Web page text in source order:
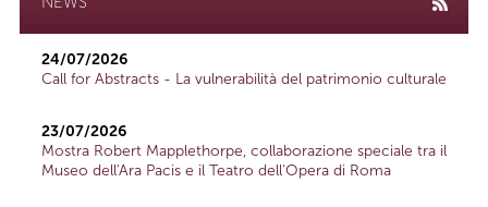
24/07/2026
Call for Abstracts - La vulnerabilità del patrimonio culturale
23/07/2026
Mostra Robert Mapplethorpe, collaborazione speciale tra il
Museo dell'Ara Pacis e il Teatro dell'Opera di Roma